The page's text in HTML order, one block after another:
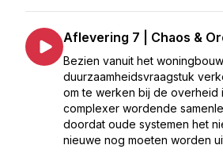
Aflevering 7 | Chaos &
Bezien vanuit het
duurzaamheidsvraagstuk
om te werken bij de overheid
complexer wordende
doordat oude systemen het
nieuwe nog moeten worden